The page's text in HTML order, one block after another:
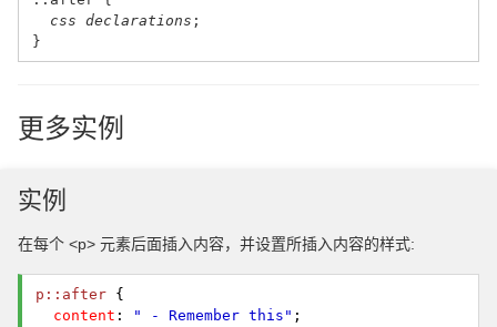
css declarations ;
}
更多实例
实例
在每个 <p> 元素后面插入内容，并设置所插入内容的样式:
p::after {
content : " - Remember this" ;